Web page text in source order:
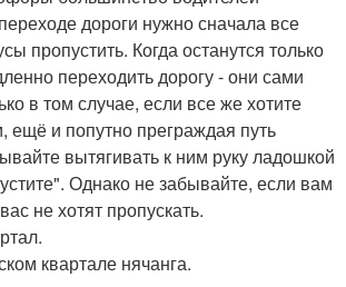
дороги нужно сначала все
пропустить. Когда останутся только
переходить дорогу - они сами
в том случае, если все же хотите
ещё и попутно преграждая путь
вытягивать к ним руку ладошкой
Однако не забывайте, если вам
не хотят пропускать.
квартале нячанга.